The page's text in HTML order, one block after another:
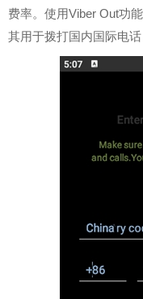
费率。使用Viber Out功
其用于拨打国内国际电